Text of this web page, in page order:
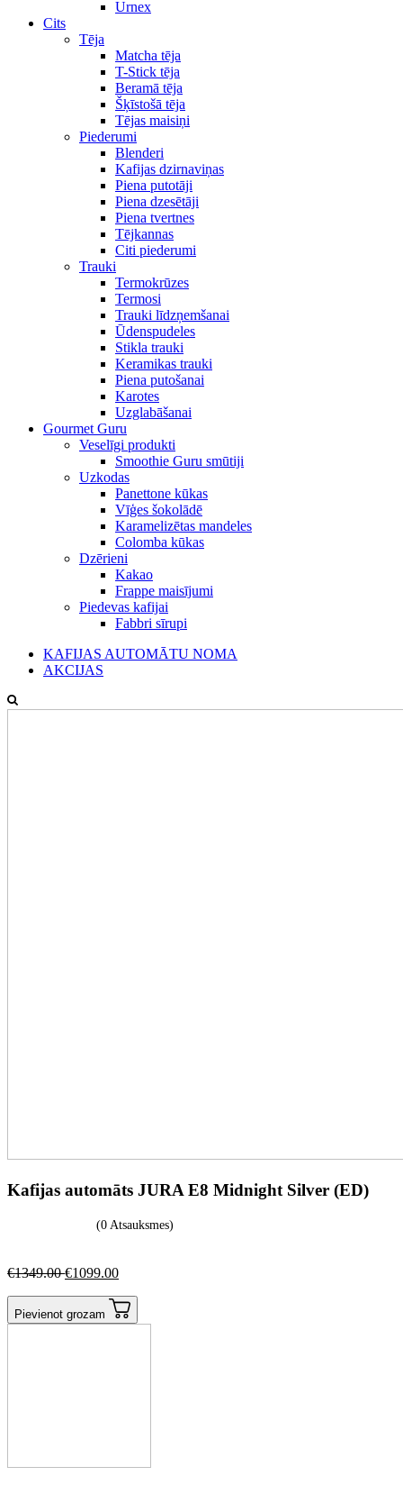
Urnex
Cits
Tēja
Matcha tēja
T-Stick tēja
Beramā tēja
Šķīstošā tēja
Tējas maisiņi
Piederumi
Blenderi
Kafijas dzirnaviņas
Piena putotāji
Piena dzesētāji
Piena tvertnes
Tējkannas
Citi piederumi
Trauki
Termokrūzes
Termosi
Trauki līdzņemšanai
Ūdenspudeles
Stikla trauki
Keramikas trauki
Piena putošanai
Karotes
Uzglabāšanai
Gourmet Guru
Veselīgi produkti
Smoothie Guru smūtiji
Uzkodas
Panettone kūkas
Vīģes šokolādē
Karamelizētas mandeles
Colomba kūkas
Dzērieni
Kakao
Frappe maisījumi
Piedevas kafijai
Fabbri sīrupi
KAFIJAS AUTOMĀTU NOMA
AKCIJAS
Kafijas automāts JURA E8 Midnight Silver (ED)
(0 Atsauksmes)
€1349.00 €1099.00
Pievienot grozam